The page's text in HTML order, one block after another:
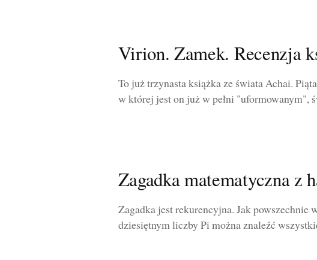
Virion. Zamek. Recenzja
To już trzynasta książka ze świata Achai.
w której jest on już w pełni "uformowanym",
Zagadka matematyczna z
Zagadka jest rekurencyjna. Jak
dziesiętnym liczby Pi można znaleźć